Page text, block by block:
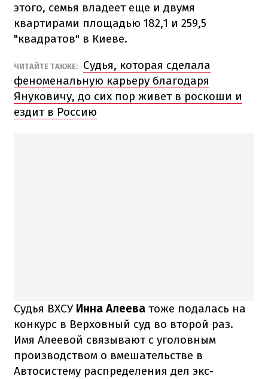
этого, семья владеет еще и двумя
квартирами площадью 182,1 и 259,5
"квадратов" в Киеве.
ЧИТАЙТЕ ТАКЖЕ:
Судья, которая сделала
феноменальную карьеру благодаря
Януковичу, до сих пор живет в роскоши и
ездит в Россию
Судья ВХСУ Инна Алеева тоже подалась на
конкурс в Верховный суд во второй раз.
Имя Алеевой связывают с уголовным
производством о вмешательстве в
Автосистему распределения дел экс-